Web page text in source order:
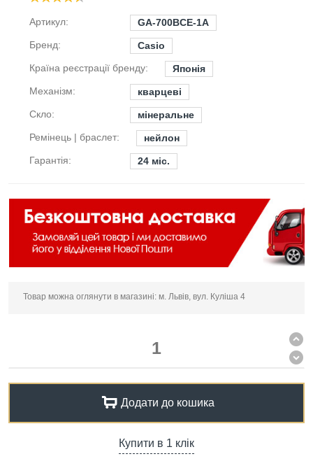
Артикул:
GA-700BCE-1A
Бренд:
Casio
Країна реєстрації бренду:
Японія
Механізм:
кварцеві
Скло:
мінеральне
Ремінець | браслет:
нейлон
Гарантія:
24 міс.
Товар можна оглянути в магазині: м. Львів, вул. Куліша 4
Додати до кошика
Купити в 1 клік